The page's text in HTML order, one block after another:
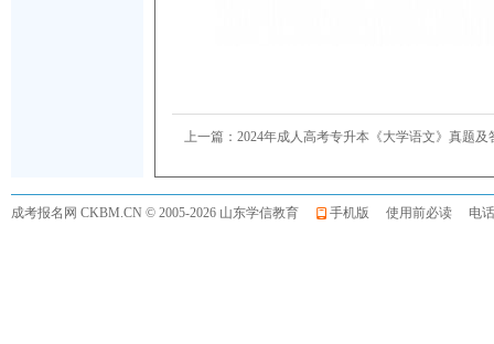
上一篇： 2024年成人高考专升本《大学语文》真题及
成考报名网 CKBM.CN © 2005-2026 山东学信教育 手机版 使用前必读 电话